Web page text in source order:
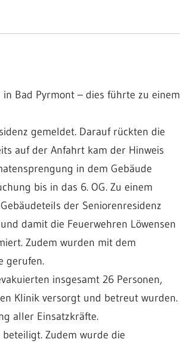
Bad Pyrmont – dies führte zu einem
gemeldet. Darauf rückten die
auf der Anfahrt kam der Hinweis
in dem Gebäude
bis in das 6. OG. Zu einem
der Seniorenresidenz
damit die Feuerwehren Löwensen
Zudem wurden mit dem
gerufen.
insgesamt 26 Personen,
Klinik versorgt und betreut wurden.
aller Einsatzkräfte.
Zudem wurde die